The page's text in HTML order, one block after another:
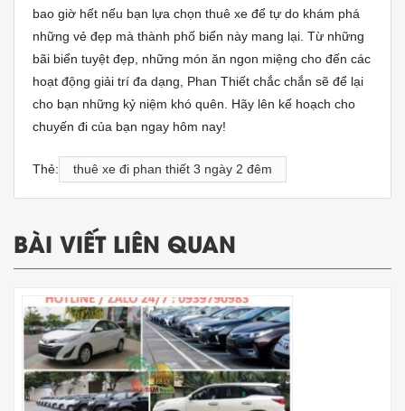
bao giờ hết nếu bạn lựa chọn thuê xe để tự do khám phá
những vẻ đẹp mà thành phố biển này mang lại. Từ những
bãi biển tuyệt đẹp, những món ăn ngon miệng cho đến các
hoạt động giải trí đa dạng, Phan Thiết chắc chắn sẽ để lại
cho bạn những kỷ niệm khó quên. Hãy lên kế hoạch cho
chuyến đi của bạn ngay hôm nay!
Thẻ: thuê xe đi phan thiết 3 ngày 2 đêm
BÀI VIẾT LIÊN QUAN